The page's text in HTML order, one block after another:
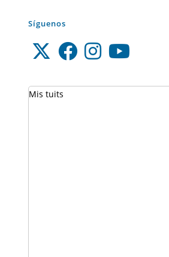
Síguenos
Mis tuits